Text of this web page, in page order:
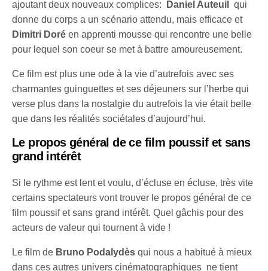
ajoutant deux nouveaux complices:
Daniel Auteuilqui
donne du corps a un scénario attendu, mais efficace et
Dimitri Doré en apprenti mousse qui rencontre une belle
pour lequel son coeur se met à battre amoureusement.
Ce film est plus une ode à la vie d’autrefois avec ses
charmantes guinguettes et ses déjeuners sur l’herbe qui
verse plus dans la nostalgie du autrefois la vie était belle
que dans les réalités sociétales d’aujourd’hui.
Le propos général de ce film poussif et sans
grand intérêt
Si le rythme est lent et voulu, d’écluse en écluse, très vite
certains spectateurs vont trouver le propos général de ce
film poussif et sans grand intérêt. Quel gâchis pour des
acteurs de valeur qui tournent à vide !
Le film de Bruno Podalydèsqui nous a habitué à mieux
dans ces autres univers cinématographiques ne tient